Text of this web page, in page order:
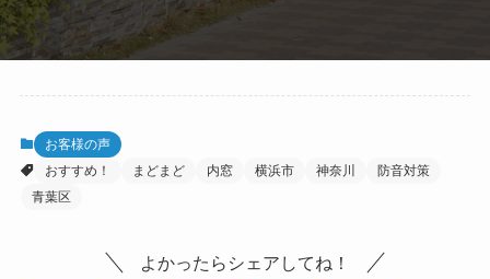
お客様の声
おすすめ！
まどまど 内窓 横浜市 神奈川
防音対策
青葉区
よかったらシェアしてね！